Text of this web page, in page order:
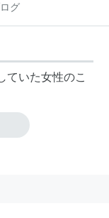
グ
ていた女性のこ